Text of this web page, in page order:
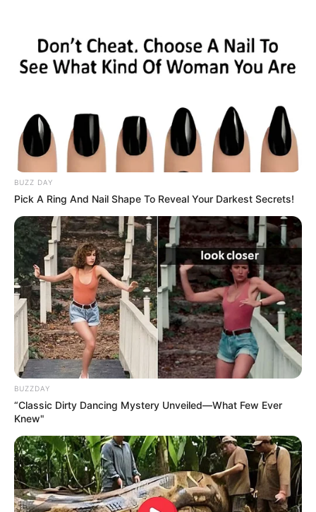
BUZZ DAY
Pick A Ring And Nail Shape To Reveal Your Darkest Secrets!
BUZZDAY
“Classic Dirty Dancing Mystery Unveiled—What Few Ever
Knew"